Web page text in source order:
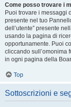
Come posso trovare i
Puoi trovare i messaggi
presente nel tuo
dell’utente” presente
usando la pagina di
opportunamente. Puoi
cliccando sull’omonima
in ogni pagina della
Top
Sottoscrizioni e